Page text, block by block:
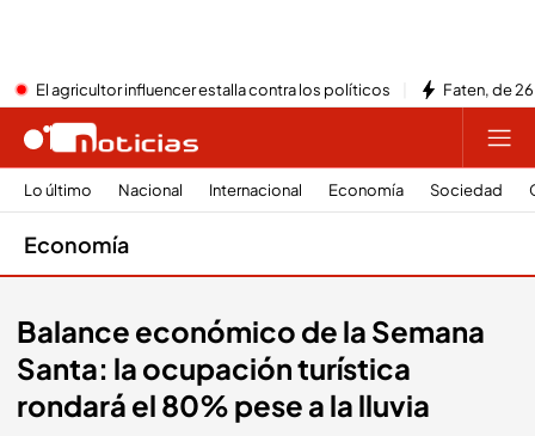
El agricultor influencer estalla contra los políticos Faten, de
Lo último Nacional Internacional Economía Sociedad
Economía
Balance económico de la Semana
Santa: la ocupación turística
rondará el 80% pese a la lluvia